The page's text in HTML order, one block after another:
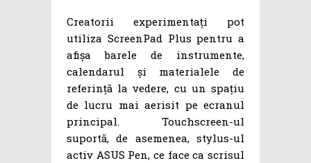
Creatorii experimentați pot
utiliza ScreenPad Plus pentru a
afișa barele de instrumente,
calendarul și materialele de
referință la vedere, cu un spațiu
de lucru mai aerisit pe ecranul
principal. Touchscreen-ul
suportă, de asemenea, stylus-ul
activ ASUS Pen, ce face ca scrisul